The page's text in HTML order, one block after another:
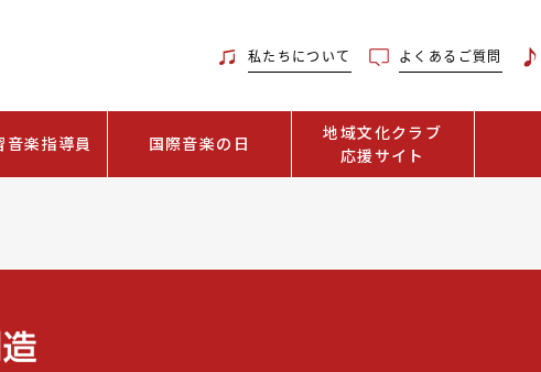
私たちについて よくあるご質問
音楽指導員 国際音楽の日
地域文化クラブ
応援サイト